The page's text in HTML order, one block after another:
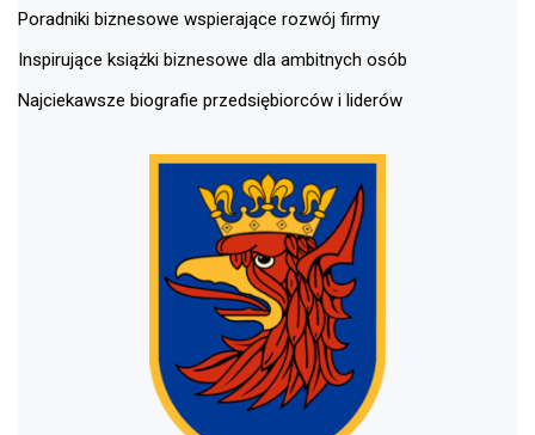
Poradniki biznesowe wspierające rozwój firmy
Inspirujące książki biznesowe dla ambitnych osób
Najciekawsze biografie przedsiębiorców i liderów